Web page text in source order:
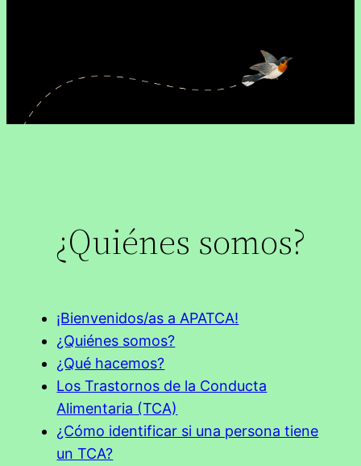
¿Quiénes somos?
¡Bienvenidos/as a APATCA!
¿Quiénes somos?
¿Qué hacemos?
Los Trastornos de la Conducta
Alimentaria (TCA)
¿Cómo identificar si una persona tiene
un TCA?